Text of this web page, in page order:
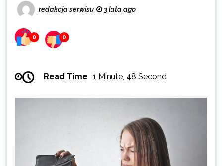
redakcja serwisu 3 lata ago
0 0
Read Time 1 Minute, 48 Second